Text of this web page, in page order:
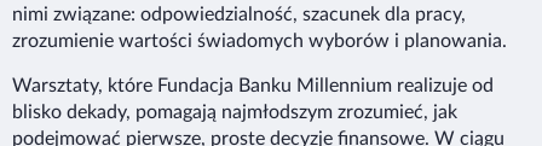
nimi związane: odpowiedzialność, szacunek dla pracy,
zrozumienie wartości świadomych wyborów i planowania.
Warsztaty, które Fundacja Banku Millennium realizuje od
blisko dekady, pomagają najmłodszym zrozumieć, jak
podejmować pierwsze, proste decyzje finansowe. W ciągu
Bank Millennium S.A. używa niezbędnych plików
(tzw. ciasteczek), aby umożliwić Ci prawidłowe